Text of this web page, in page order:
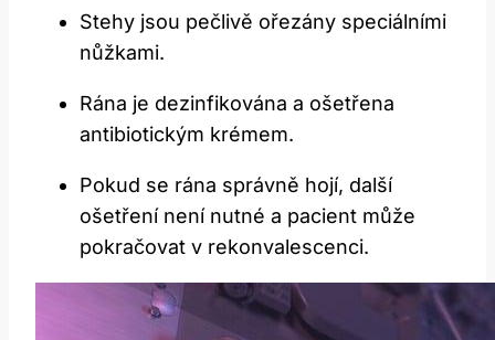
Stehy jsou pečlivě ořezány speciálními
nůžkami.
Rána je dezinfikována a ošetřena
antibiotickým krémem.
Pokud se rána správně hojí, další
ošetření není nutné a pacient může
pokračovat v rekonvalescenci.